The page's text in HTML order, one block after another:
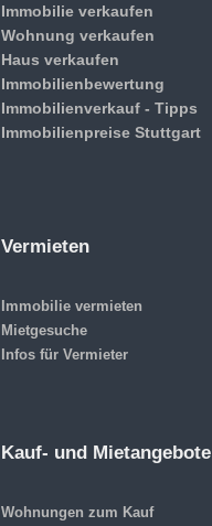
Immobilie verkaufen
Wohnung verkaufen
Haus verkaufen
Immobilienbewertung
Immobilienverkauf - Tipps
Immobilienpreise Stuttgart
Vermieten
Immobilie vermieten
Mietgesuche
Infos für Vermieter
Kauf- und Mietangebote
Wohnungen zum Kauf